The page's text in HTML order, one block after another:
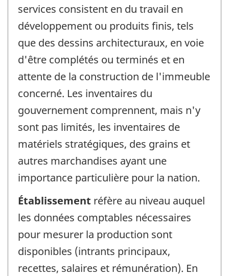
services consistent en du travail en
développement ou produits finis, tels
que des dessins architecturaux, en voie
d'être complétés ou terminés et en
attente de la construction de l'immeuble
concerné. Les inventaires du
gouvernement comprennent, mais n'y
sont pas limités, les inventaires de
matériels stratégiques, des grains et
autres marchandises ayant une
importance particulière pour la nation.
Établissement réfère au niveau auquel
les données comptables nécessaires
pour mesurer la production sont
disponibles (intrants principaux,
recettes, salaires et rémunération). En